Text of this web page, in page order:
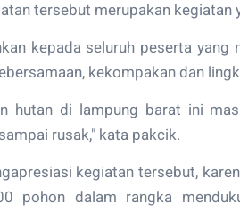
tersebut merupakan
kepada seluruh peserta
kekompakan dan
hutan di lampung barat ini
rusak," kata pakcik.
kegiatan tersebut,
pohon dalam rangka